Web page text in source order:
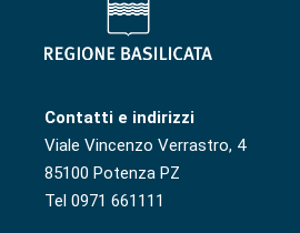
Contatti e indirizzi
Viale Vincenzo Verrastro, 4
85100 Potenza PZ
Tel 0971 661111